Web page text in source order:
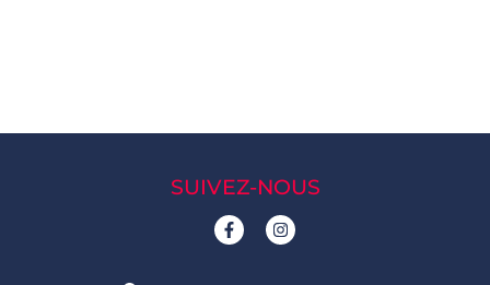
SUIVEZ-NOUS